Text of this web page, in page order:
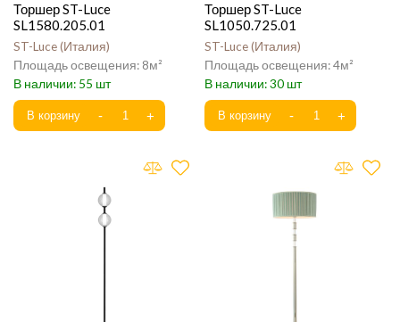
Торшер ST-Luce
SL1580.205.01
ST-Luce Италия
8
55
Торшер ST-Luce
SL1050.725.01
ST-Luce Италия
4
30